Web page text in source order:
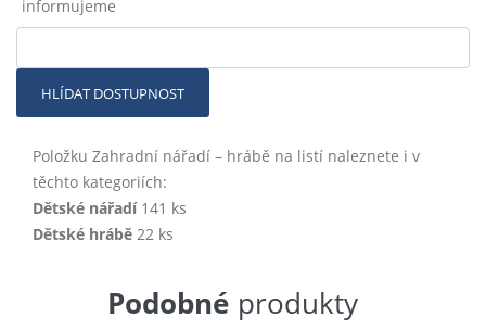
informujeme
HLÍDAT DOSTUPNOST
Položku Zahradní nářadí – hrábě na listí naleznete i v
těchto kategoriích:
Dětské nářadí141 ks
Dětské hrábě 22 ks
Podobné produkty